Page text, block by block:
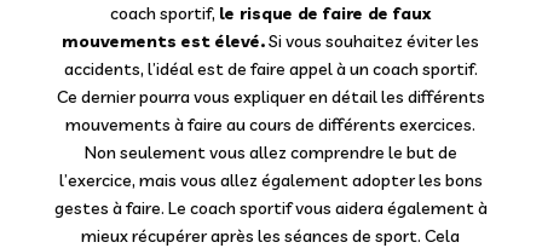
coach sportif, le risque de faire de faux
mouvements est élevé.Si vous souhaitez éviter les
accidents, l’idéal est de faire appel à un coach sportif.
Ce dernier pourra vous expliquer en détail les différents
mouvements à faire au cours de différents exercices.
Non seulement vous allez comprendre le but de
l’exercice, mais vous allez également adopter les bons
gestes à faire. Le coach sportif vous aidera également à
mieux récupérer après les séances de sport. Cela